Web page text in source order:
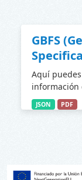
GBFS
Aquí
información
JSON PDF